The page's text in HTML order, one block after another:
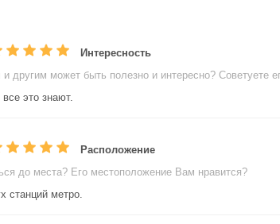
Интересность
другим может быть полезно и интересно? Советуете
это знают.
Расположение
до места? Его местоположение Вам нравится?
станций метро.